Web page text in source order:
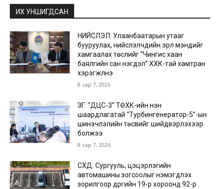
ИХ УНШИГДСАН
НИЙСЛЭЛ: Улаанбаатарын утааг
бууруулах, нийслэлчүүдийн эрүүл мэндийг
хамгаалах төслийг “Чингис хаан
баялгийн сан нэгдэл” ХХК-тай хамтран
хэрэгжүүлнэ
8 сар 7, 2026
ЗГ: “ДЦС-3” ТӨХК-ийн нэн
шаардлагатай “Турбингенератор-5”-ын
шинэчлэлийн төсвийг шийдвэрлэхээр
болжээ
8 сар 7, 2026
СХД: Сургууль, цэцэрлэгийн
автомашины зогсоолыг нэмэгдүүлэх
зорилгоор дүүргийн 19-р хороонд 92-р